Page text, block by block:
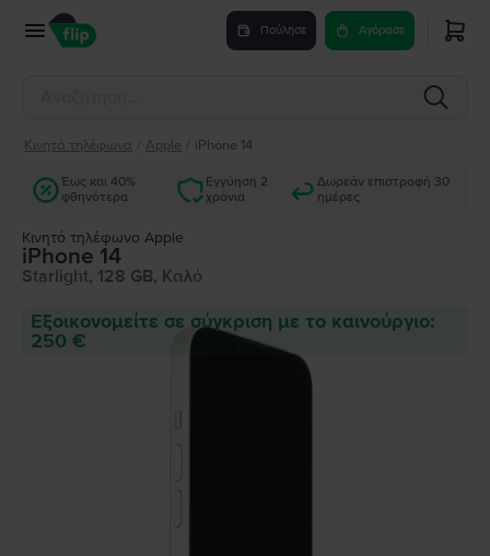
Πούλησε Αγόρασε
Κινητά τηλέφωνα Apple iPhone 14
Έως και 40%
φθηνότερα
Εγγύηση 2
χρόνια
Δωρεάν επιστροφή 30
ημέρες
Κινητό τηλέφωνο Apple
iPhone 14
Starlight, 128 GB, Καλό
Εξοικονομείτε σε σύγκριση με το καινούργιο:
250 €